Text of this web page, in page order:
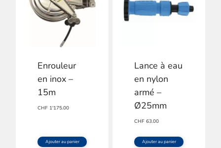
Enrouleur
en inox –
15m
CHF 1'175.00
Ajouter au panier
Lance à eau
en nylon
armé –
Ø25mm
CHF 63.00
Ajouter au panier